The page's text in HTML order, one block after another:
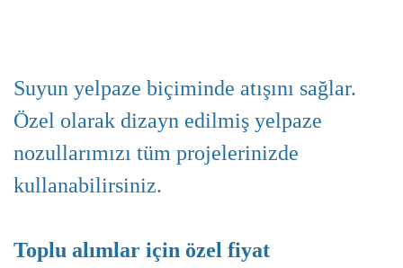
Suyun yelpaze biçiminde atışını sağlar.
Özel olarak dizayn edilmiş yelpaze
nozullarımızı tüm projelerinizde
kullanabilirsiniz.
Toplu alımlar için özel fiyat